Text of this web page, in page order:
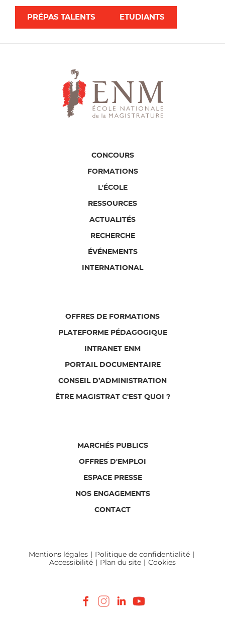
PRÉPAS TALENTS ETUDIANTS
CONCOURS
FORMATIONS
L'ÉCOLE
RESSOURCES
ACTUALITÉS
RECHERCHE
ÉVÉNEMENTS
INTERNATIONAL
OFFRES DE FORMATIONS
PLATEFORME PÉDAGOGIQUE
INTRANET ENM
PORTAIL DOCUMENTAIRE
CONSEIL D’ADMINISTRATION
ÊTRE MAGISTRAT C'EST QUOI ?
MARCHÉS PUBLICS
OFFRES D'EMPLOI
ESPACE PRESSE
NOS ENGAGEMENTS
CONTACT
Mentions légales
Politique de confidentialité
Accessibilité
Plan du site Cookies
Facebook
Instagram
LinkedIn
Youtube